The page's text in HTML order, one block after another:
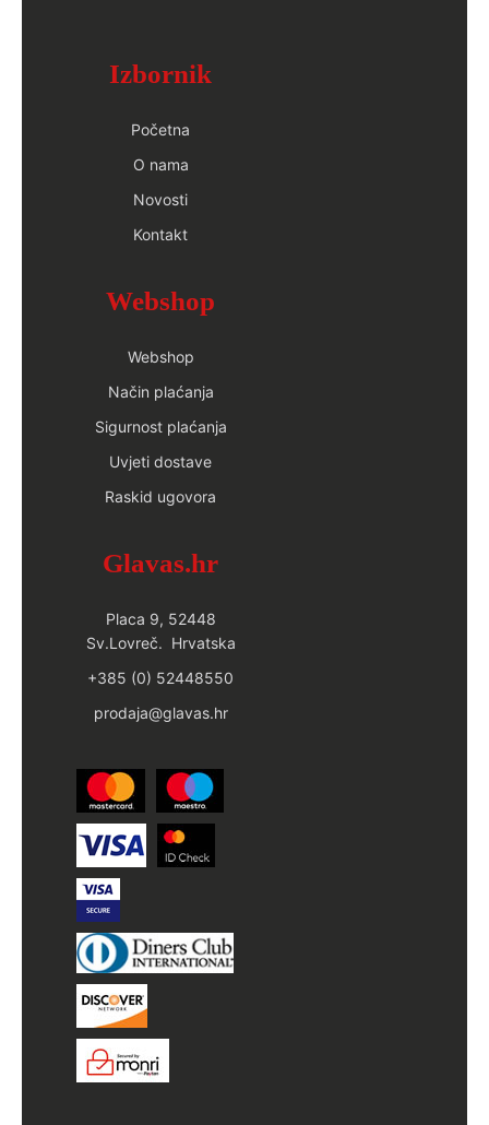
Izbornik
Početna
O nama
Novosti
Kontakt
Webshop
Webshop
Način plaćanja
Sigurnost plaćanja
Uvjeti dostave
Raskid ugovora
Glavas.hr
Placa 9, 52448
Sv.Lovreč. Hrvatska
+385 (0) 52448550
prodaja@glavas.hr